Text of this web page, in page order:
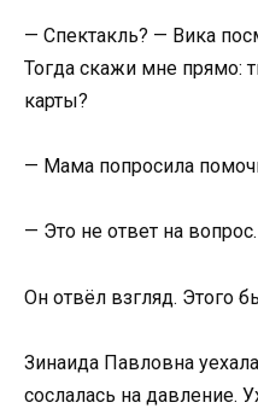
— Спектакль? — Вика
Тогда скажи мне прямо:
карты?
— Мама попросила
— Это не ответ на вопрос.
Он отвёл взгляд. Этого
Зинаида Павловна
сослалась на давление.